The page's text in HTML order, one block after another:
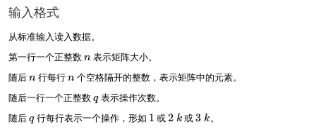
s
输入格式
从标准输入读入数据。
第一行一个正整数n
n 表示矩阵大小。
随后n
n 行每行n
n 个空格隔开的整数，表示矩阵中的元素。
随后一行一个正整数q
q表示操作次数。
随后q
q行每行表示一个操作，形如 11 或 2
2 k 或3
3 k。